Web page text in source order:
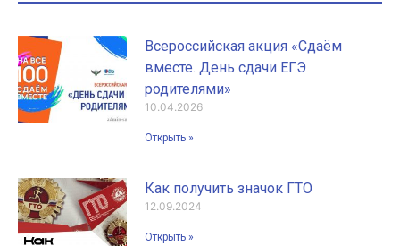
Всероссийская акция «Сдаём
вместе. День сдачи ЕГЭ
родителями»
10.04.2026
Открыть »
Как получить значок ГТО
12.09.2024
Открыть »